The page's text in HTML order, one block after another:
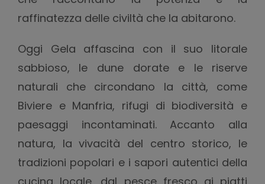
raffinatezza delle civiltà che la abitarono.
Oggi Gela affascina con il suo litorale
sabbioso, le dune dorate e le riserve
naturali che circondano la città, come
Biviere e Manfria, rifugi di biodiversità e
paesaggi incontaminati. Accanto alla
natura, la vivacità del centro storico, le
tradizioni popolari e i sapori autentici della